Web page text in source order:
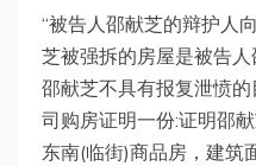
“被告人邵献芝的辩护人
芝被强拆的房屋是被告
邵献芝不具有报复泄愤
司购房证明一份:证明邵
东南(临街)商品房，建筑